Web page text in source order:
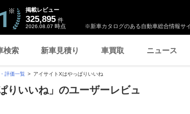
※新車カタログのある自動車総合情報サ
掲載レビュー
325,895 件
2026.08.07 時点
検索 新車見積り 車買取 ニュース
評価一覧 アイサイトXはやっぱりいいね
りいいね」のユーザーレビュ